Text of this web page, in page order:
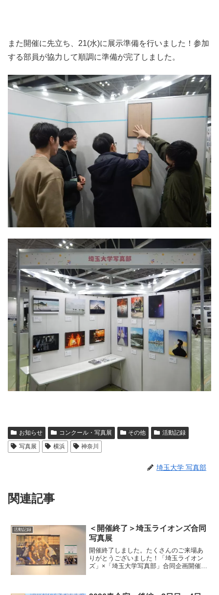
また開催に先立ち、21(水)に展示準備を行いました！参加
する部員が協力して順調に準備が完了しました。
お知らせ コンクール・写真展 その他
活動記録
写真展
横浜 神奈川
埼玉大学 写真部
関連記事
活動記録
＜開催終了＞埼玉ライオンズ合同
写真展
開催終了しました。たくさんのご来場あ
りがとうございました！「埼玉ライオン
ズ」×「埼玉大学写真部」合同企画開催